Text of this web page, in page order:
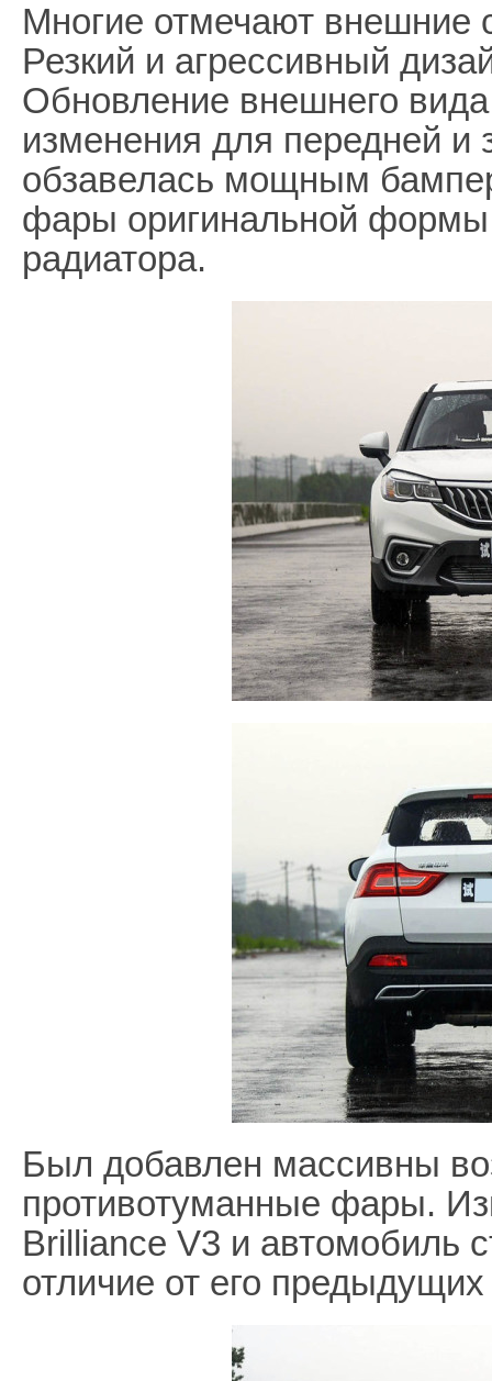
Многие отмечают внешние
Резкий и агрессивный
Обновление внешнего
изменения для передней и
обзавелась мощным
фары оригинальной формы
радиатора.
Был добавлен массивны
противотуманные фары.
Brilliance V3 и автомобиль
отличие от его